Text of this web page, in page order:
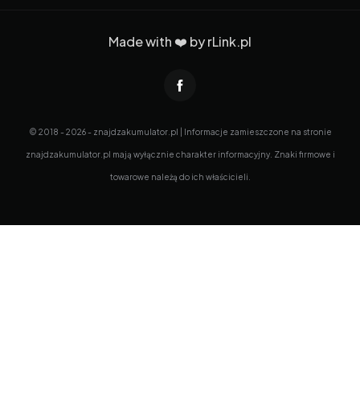
Made with ❤️ byrLink.pl
© 2018 - 2026 - znajdzakumulator.pl | Informacje zamieszczone na stronie
znajdzakumulator.pl mają wyłącznie charakter informacyjny. Znaki firmowe i
towarowe należą do ich właścicieli.